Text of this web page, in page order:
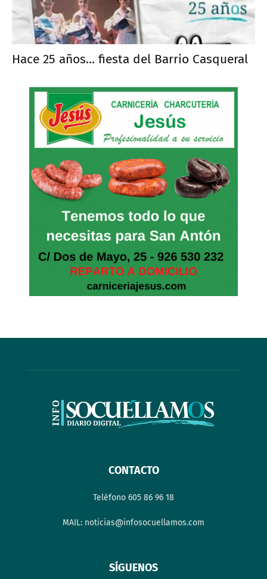
Hace 25 años... fiesta del Barrio Casqueral
CONTACTO
Teléfono 605 86 96 18
MAIL: noticias@infosocuellamos.com
SÍGUENOS